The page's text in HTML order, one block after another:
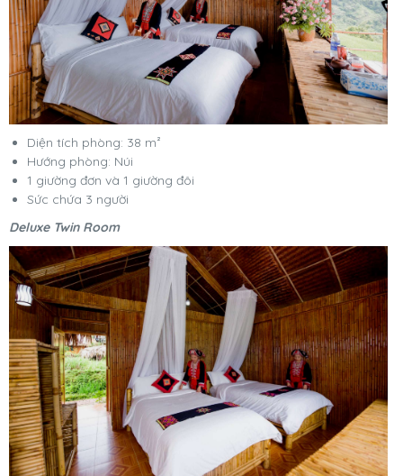
Diện tích phòng: 38 m²
Hướng phòng: Núi
1 giường đơn và 1 giường đôi
Sức chứa 3 người
Deluxe Twin Room